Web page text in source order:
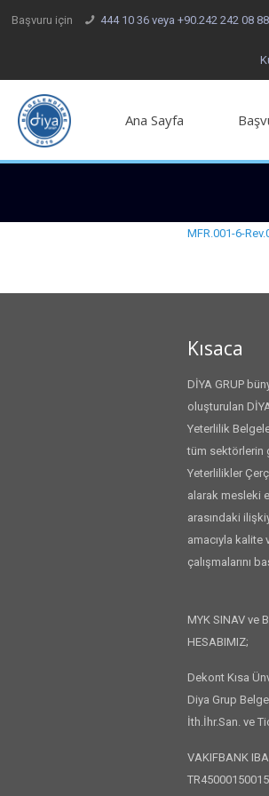
Başvuru için 444 10 36 veya +90.242 242 08 88
Ana Sayfa
MFR.001-6-
Kısaca
DİYA GRUP
oluşturulan
Yeterlilik
tüm sektörlerin
Yeterlilikler
alarak mesleki
arasındaki
amacıyla kalite
çalışmalarını
MYK SINAV ve
HESABIMIZ;
Dekont Kısa
Diya Grup
İth.İhr.San. ve
VAKIFBANK